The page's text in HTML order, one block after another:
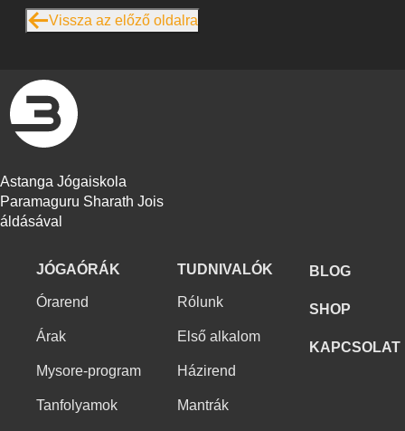
Vissza az előző oldalra
Astanga Jógaiskola
Paramaguru Sharath Jois
áldásával
JÓGAÓRÁK
Órarend
Árak
Mysore-program
Tanfolyamok
TUDNIVALÓK
Rólunk
Első alkalom
Házirend
Mantrák
BLOG
SHOP
KAPCSOLAT